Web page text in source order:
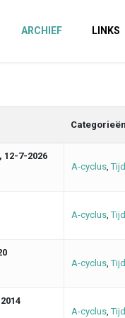
ARCHIEF LINKS
7-2026
A-cyclus,
A-cyclus,
A-cyclus,
A-cyclus,